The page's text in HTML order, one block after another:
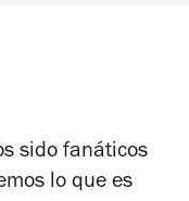
sido fanáticos
lo que es